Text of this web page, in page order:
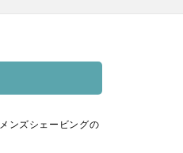
ンズシェービングの